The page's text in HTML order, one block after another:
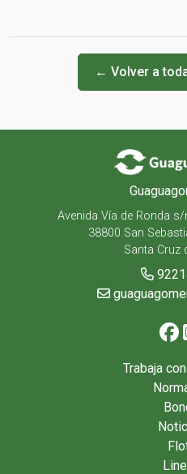
← Volver a
Avenida Vía de Ronda
38800 San
Santa Cruz
Trabaja